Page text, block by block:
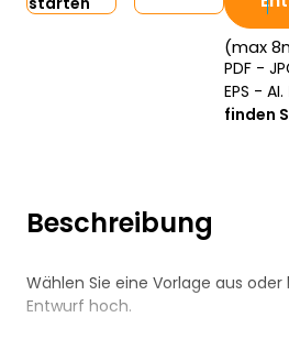
Beschreibung
Wählen Sie eine Vorlage aus
Entwurf hoch.
(max
PDF -
EPS - AI.
finden